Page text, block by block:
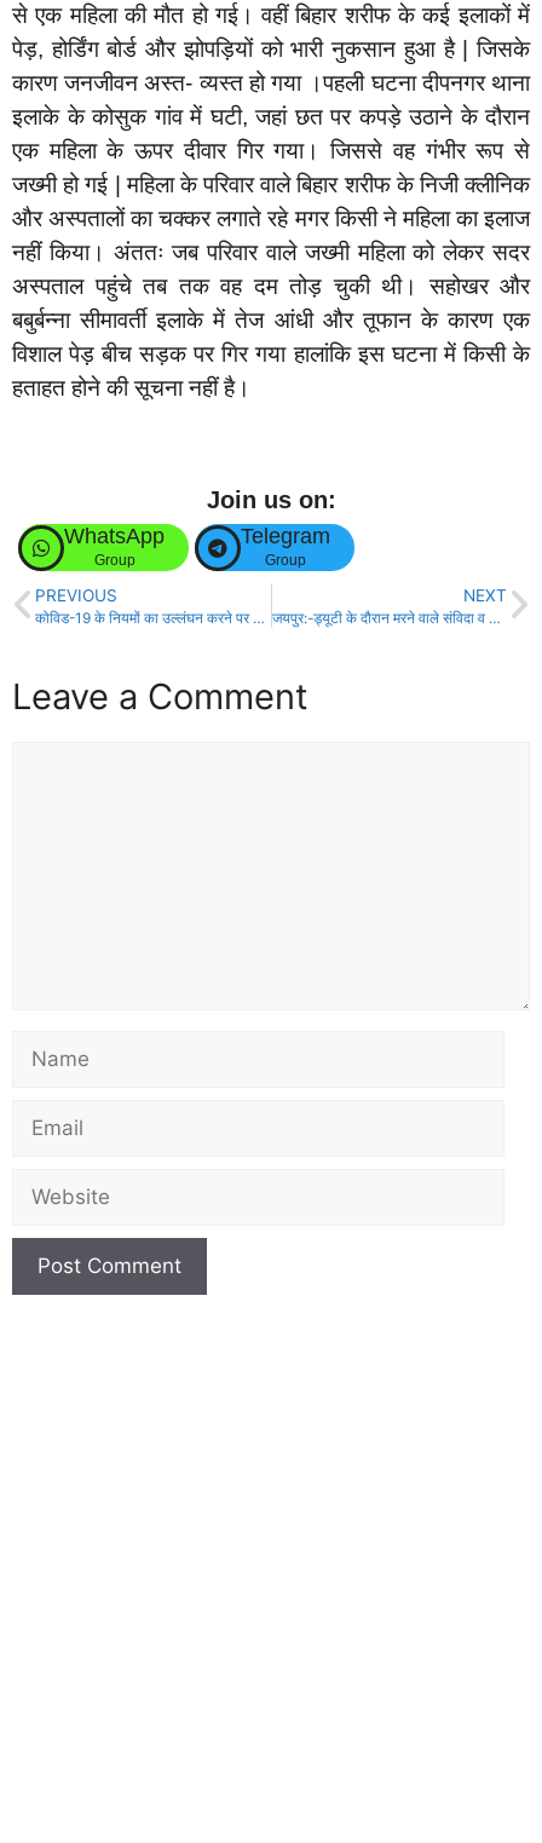
से एक महिला की मौत हो गई। वहीं बिहार शरीफ के कई इलाकों में
पेड़, होर्डिंग बोर्ड और झोपड़ियों को भारी नुकसान हुआ है | जिसके
कारण जनजीवन अस्त- व्यस्त हो गया ।पहली घटना दीपनगर थाना
इलाके के कोसुक गांव में घटी, जहां छत पर कपड़े उठाने के दौरान
एक महिला के ऊपर दीवार गिर गया। जिससे वह गंभीर रूप से
जख्मी हो गई | महिला के परिवार वाले बिहार शरीफ के निजी क्लीनिक
और अस्पतालों का चक्कर लगाते रहे मगर किसी ने महिला का इलाज
नहीं किया। अंततः जब परिवार वाले जख्मी महिला को लेकर सदर
अस्पताल पहुंचे तब तक वह दम तोड़ चुकी थी। सहोखर और
बबुर्बन्ना सीमावर्ती इलाके में तेज आंधी और तूफान के कारण एक
विशाल पेड़ बीच सड़क पर गिर गया हालांकि इस घटना में किसी के
हताहत होने की सूचना नहीं है।
Join us on:
WhatsApp
Group
Telegram
Group
PREVIOUS
कोविड-19 के नियमों का उल्लंघन करने पर एसडीओ ने चार दुकानों को किया सील!
NEXT
जयपुर:-ड्यूटी के दौरान मरने वाले संविदा व मानदेय कर्मियों को भी सरकार देगी 50 लाख।
Leave a Comment